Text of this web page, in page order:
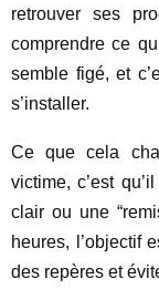
retrouver ses
comprendre ce
semble figé, et
s’installer.
Ce que cela
victime, c’est
clair ou une
heures, l’objectif
des repères et